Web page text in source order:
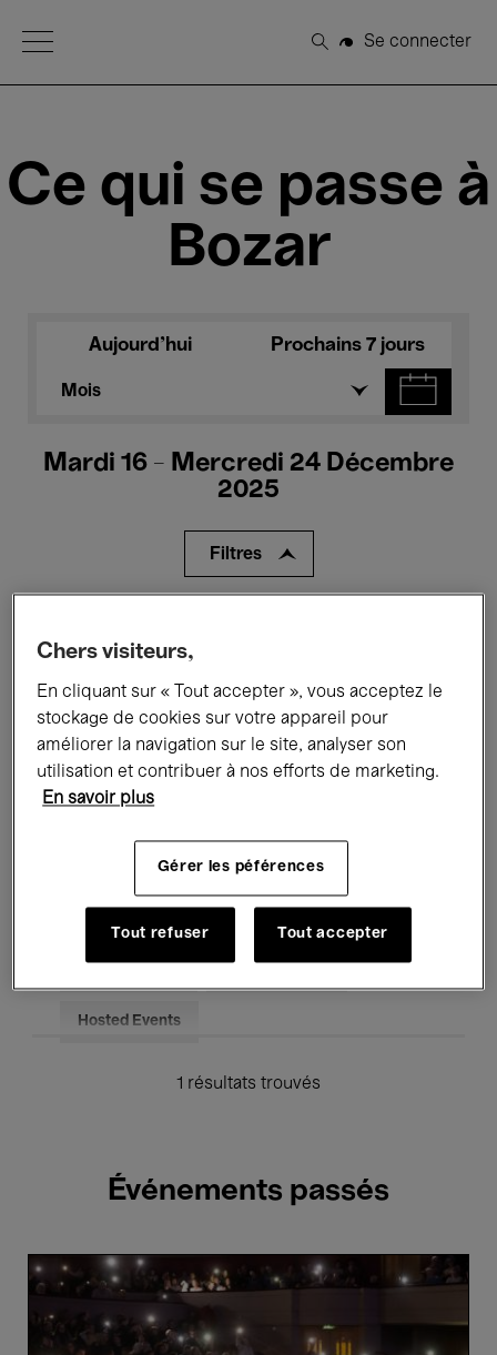
Open Menu
Rechercher
Se connecter
Ce qui se passe à
Bozar
Aujourd'hui Prochains 7 jours
Mois
Mardi 16 - Mercredi 24 Décembre
2025
Filtres
Rencontres & Débats Jazz
Musique classique Global Music
Hosted Events
1 résultats trouvés
Événements passés
Concert
d'hiver
Belgian
National
Chers visiteurs,
En cliquant sur « Tout accepter », vous acceptez le
stockage de cookies sur votre appareil pour
améliorer la navigation sur le site, analyser son
utilisation et contribuer à nos efforts de marketing.
En savoir plus
Gérer les péférences
Tout refuser Tout accepter